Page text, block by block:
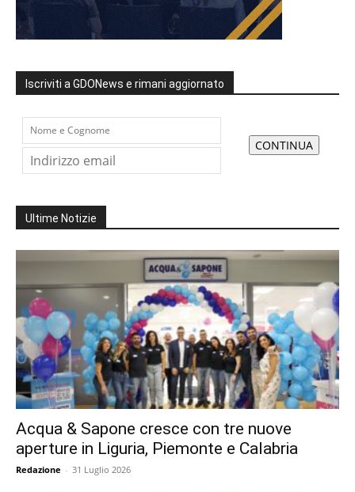
Iscriviti a GDONews e rimani aggiornato
Ultime Notizie
Acqua & Sapone cresce con tre nuove
aperture in Liguria, Piemonte e Calabria
Redazione - 31 Luglio 2026